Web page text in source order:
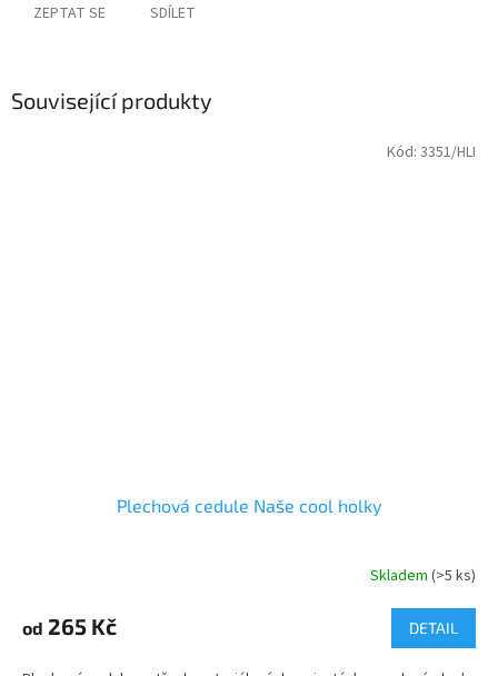
ZEPTAT SE SDÍLET
Související produkty
Plechová cedule Naše cool holky
Skladem (>5 ks)
od 265 Kč DETAIL
Kód: 3351/HLI